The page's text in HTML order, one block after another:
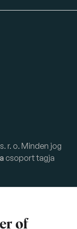
r. o. Minden jog
csoport tagja
of